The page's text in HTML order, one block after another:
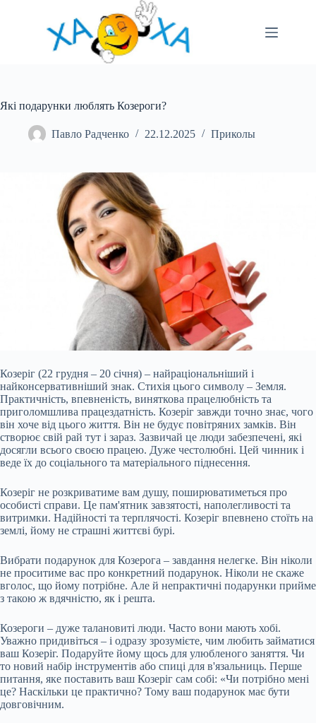
Які подарунки люблять Козероги?
Павло Радченко 22.12.2025 Приколы
Козеріг (22 грудня – 20 січня) – найраціональніший і
найконсервативніший знак. Стихія цього символу – Земля.
Практичність, впевненість, виняткова працелюбність та
приголомшлива працездатність. Козеріг завжди точно знає, чого
він хоче від цього життя. Він не будує повітряних замків. Він
створює свій рай тут і зараз. Зазвичай це люди забезпечені, які
досягли всього своєю працею. Дуже честолюбні. Цей чинник і
веде їх до соціального та матеріального піднесення.
Козеріг не розкриватиме вам душу, поширюватиметься про
особисті справи. Це пам'ятник завзятості, наполегливості та
витримки. Надійності та терплячості. Козеріг впевнено стоїть на
землі, йому не страшні життєві бурі.
Вибрати подарунок для Козерога – завдання нелегке. Він ніколи
не проситиме вас про конкретний подарунок. Ніколи не скаже
вголос, що йому потрібне. Але й непрактичні подарунки прийме
з такою ж вдячністю, як і решта.
Козероги – дуже талановиті люди. Часто вони мають хобі.
Уважно придивіться – і одразу зрозумієте, чим любить займатися
ваш Козеріг. Подаруйте йому щось для улюбленого заняття. Чи
то новий набір інструментів або спиці для в'язальниць. Перше
питання, яке поставить ваш Козеріг сам собі: «Чи потрібно мені
це? Наскільки це практично? Тому ваш подарунок має бути
довговічним.